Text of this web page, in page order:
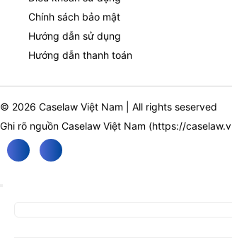
Chính sách bảo mật
Hướng dẫn sử dụng
Hướng dẫn thanh toán
© 2026 Caselaw Việt Nam | All rights seserved
Ghi rõ nguồn Caselaw Việt Nam (https://